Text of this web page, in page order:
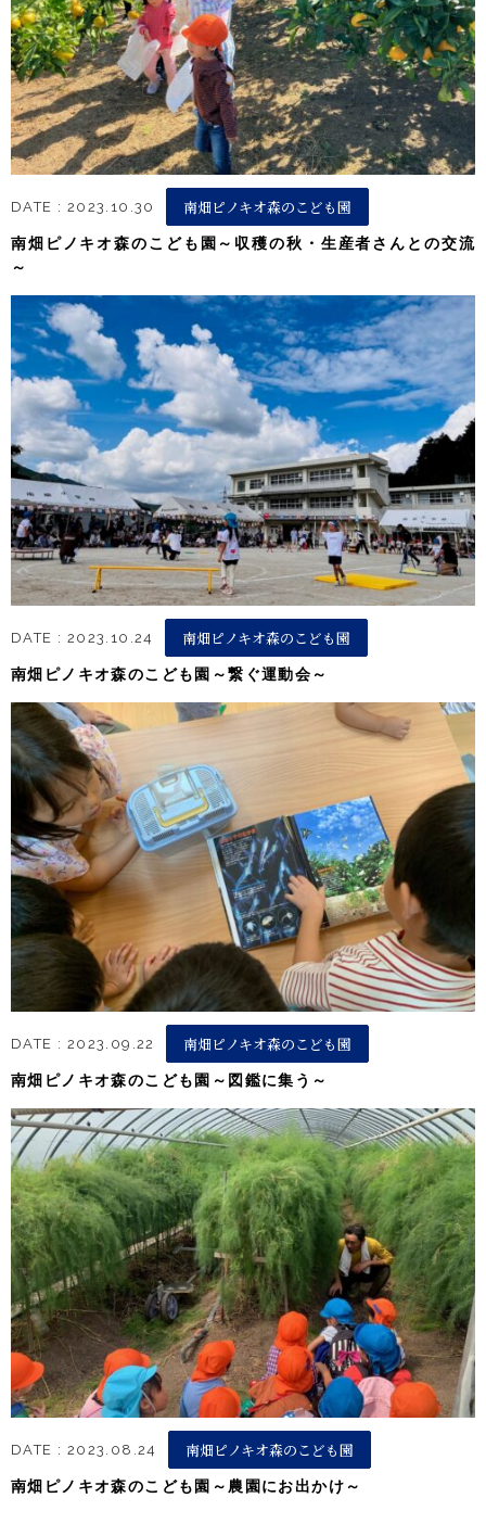
DATE : 2023.10.30 南畑ピノキオ森のこども園
南畑ピノキオ森のこども園～収穫の秋・生産者さんとの交流
～
DATE : 2023.10.24 南畑ピノキオ森のこども園
南畑ピノキオ森のこども園～繋ぐ運動会～
DATE : 2023.09.22 南畑ピノキオ森のこども園
南畑ピノキオ森のこども園～図鑑に集う～
DATE : 2023.08.24 南畑ピノキオ森のこども園
南畑ピノキオ森のこども園～農園にお出かけ～